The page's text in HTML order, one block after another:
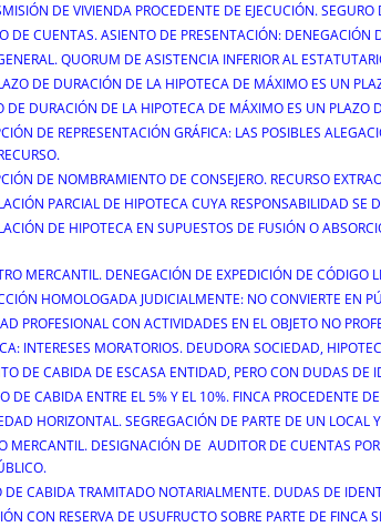
DE VIVIENDA PROCEDENTE DE EJECUCIÓN.
DE CUENTAS. ASIENTO DE PRESENTACIÓN: DENEGACIÓN
QUORUM DE ASISTENCIA INFERIOR AL
DE DURACIÓN DE LA HIPOTECA DE MÁXIMO ES UN
DE DURACIÓN DE LA HIPOTECA DE MÁXIMO ES UN PLAZO
DE REPRESENTACIÓN GRÁFICA: LAS POSIBLES
DE NOMBRAMIENTO DE CONSEJERO. RECURSO
PARCIAL DE HIPOTECA CUYA RESPONSABILIDAD SE
DE HIPOTECA EN SUPUESTOS DE FUSIÓN O
MERCANTIL. DENEGACIÓN DE EXPEDICIÓN DE CÓDIGO
HOMOLOGADA JUDICIALMENTE: NO CONVIERTE EN
PROFESIONAL CON ACTIVIDADES EN EL OBJETO NO
INTERESES MORATORIOS. DEUDORA SOCIEDAD,
DE CABIDA DE ESCASA ENTIDAD, PERO CON DUDAS DE
CABIDA ENTRE EL 5% Y EL 10%. FINCA PROCEDENTE
HORIZONTAL. SEGREGACIÓN DE PARTE DE UN LOCAL
MERCANTIL. DESIGNACIÓN DE AUDITOR DE CUENTAS
CABIDA TRAMITADO NOTARIALMENTE. DUDAS DE
CON RESERVA DE USUFRUCTO SOBRE PARTE DE FINCA